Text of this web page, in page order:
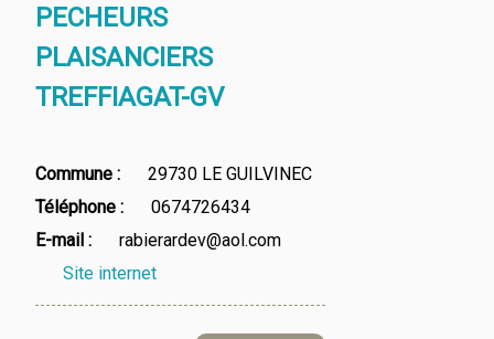
PECHEURS
PLAISANCIERS
TREFFIAGAT-GV
Commune
29730 LE GUILVINEC
Téléphone
0674726434
E-mail
rabierardev@aol.com
Site internet